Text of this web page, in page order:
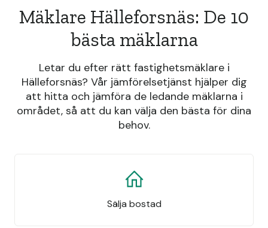
Mäklare Hälleforsnäs: De 10
bästa mäklarna
Letar du efter rätt fastighetsmäklare i
Hälleforsnäs? Vår jämförelsetjänst hjälper dig
att hitta och jämföra de ledande mäklarna i
området, så att du kan välja den bästa för dina
behov.
Sälja bostad